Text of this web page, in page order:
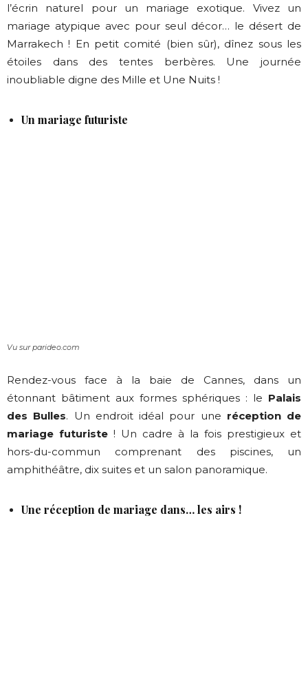
l’écrin naturel pour un mariage exotique. Vivez un
mariage atypique avec pour seul décor… le désert de
Marrakech ! En petit comité (bien sûr), dînez sous les
étoiles dans des tentes berbères. Une journée
inoubliable digne des Mille et Une Nuits !
Un mariage futuriste
Vu sur parideo.com
Rendez-vous face à la baie de Cannes, dans un
étonnant bâtiment aux formes sphériques : le Palais
des Bulles. Un endroit idéal pour une réception de
mariage futuriste ! Un cadre à la fois prestigieux et
hors-du-commun comprenant des piscines, un
amphithéâtre, dix suites et un salon panoramique.
Une réception de mariage dans… les airs !